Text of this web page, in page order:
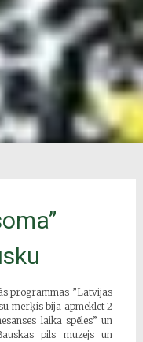
programmas ”Latvijas
mērķis bija apmeklēt 2
laika spēles” un
pils muzejs un